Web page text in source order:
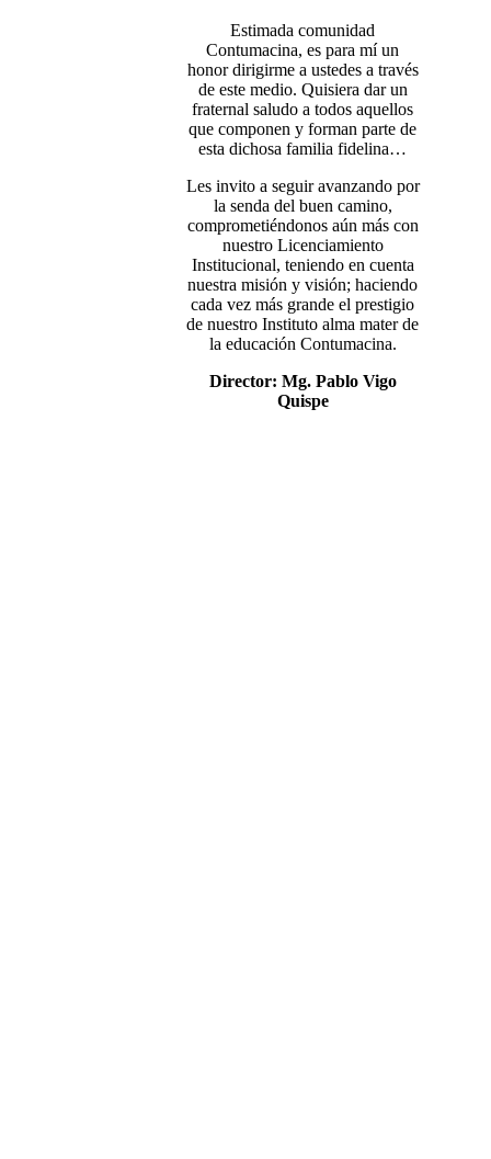
Estimada comunidad
Contumacina, es para mí un
honor dirigirme a ustedes a través
de este medio. Quisiera dar un
fraternal saludo a todos aquellos
que componen y forman parte de
esta dichosa familia fidelina…
Les invito a seguir avanzando por
la senda del buen camino,
comprometiéndonos aún más con
nuestro Licenciamiento
Institucional, teniendo en cuenta
nuestra misión y visión; haciendo
cada vez más grande el prestigio
de nuestro Instituto alma mater de
la educación Contumacina.
Director: Mg. Pablo Vigo
Quispe